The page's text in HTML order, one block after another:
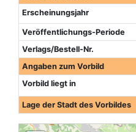
Erscheinungsjahr
Veröffentlichungs-Periode
Verlags/Bestell-Nr.
Angaben zum Vorbild
Vorbild liegt in
Lage der Stadt des Vorbildes